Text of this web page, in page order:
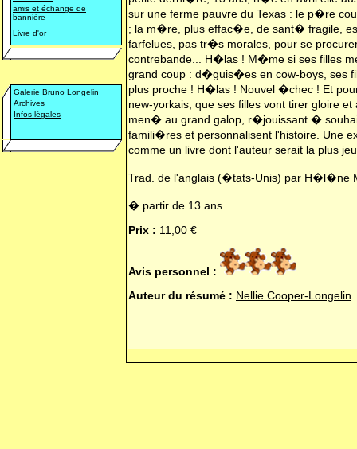
amis et échange de
bannière
Livre d'or
Galerie Bruno Longelin
Archives
Infos légales
sur une ferme pauvre du Texas : le p�re
; la m�re, plus effac�e, de sant� fragile,
farfelues, pas tr�s morales, pour se
contrebande... H�las ! M�me si ses filles
grand coup : d�guis�es en cow-boys, ses
plus proche ! H�las ! Nouvel �chec ! Et
new-yorkais, que ses filles vont tirer gloire
men� au grand galop, r�jouissant �
famili�res et personnalisent l'histoire. Une
comme un livre dont l'auteur serait la plus
Trad. de l'anglais (�tats-Unis) par H�l�ne
� partir de 13 ans
Prix : 11,00 €
Avis personnel :
Auteur du résumé : Nellie Cooper-Longelin